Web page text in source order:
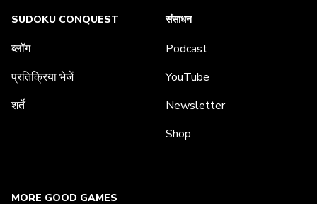
MORE GOOD GAMES
SUDOKU CONQUEST
ब्लॉग
प्रतिक्रिया भेजें
शर्तें
संसाधन
Podcast
YouTube
Newsletter
Shop